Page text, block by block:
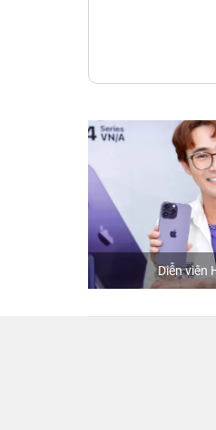
Diễn viên